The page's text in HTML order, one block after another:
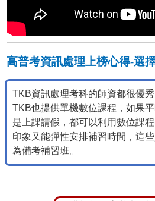
高普考資訊處理上榜心得-選
TKB資訊處理考科的師資都很優
TKB也提供單機數位課程，如果
是上課請假，都可以利用數位課
印象又能彈性安排補習時間，這
為備考補習班。